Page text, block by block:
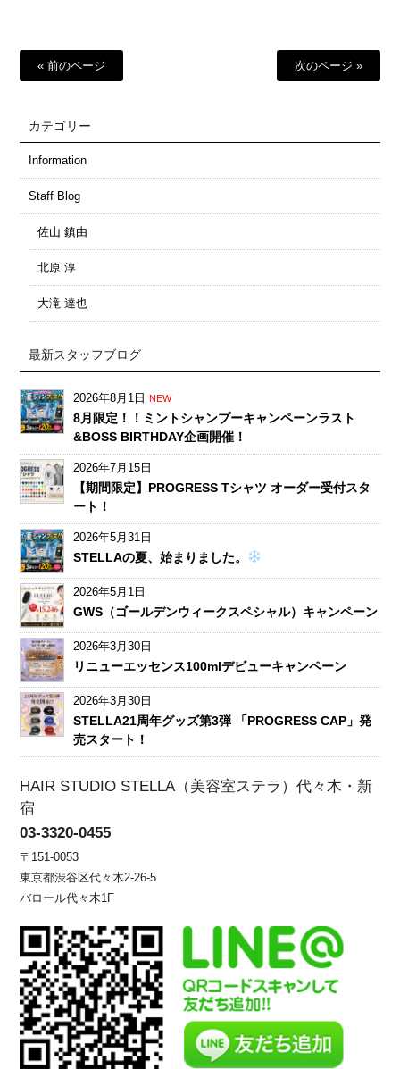
« 前のページ 次のページ »
カテゴリー
Information
Staff Blog
佐山 鎮由
北原 淳
大滝 達也
最新スタッフブログ
2026年8月1日 NEW
8月限定！！ミントシャンプーキャンペーンラスト
&BOSS BIRTHDAY企画開催！
2026年7月15日
【期間限定】PROGRESS Tシャツ オーダー受付スタ
ート！
2026年5月31日
STELLAの夏、始まりました。
2026年5月1日
GWS（ゴールデンウィークスペシャル）キャンペーン
2026年3月30日
リニューエッセンス100mlデビューキャンペーン
2026年3月30日
STELLA21周年グッズ第3弾 「PROGRESS CAP」発
売スタート！
HAIR STUDIO STELLA（美容室ステラ）代々木・新
宿
03-3320-0455
〒151-0053
東京都渋谷区代々木2-26-5
バロール代々木1F